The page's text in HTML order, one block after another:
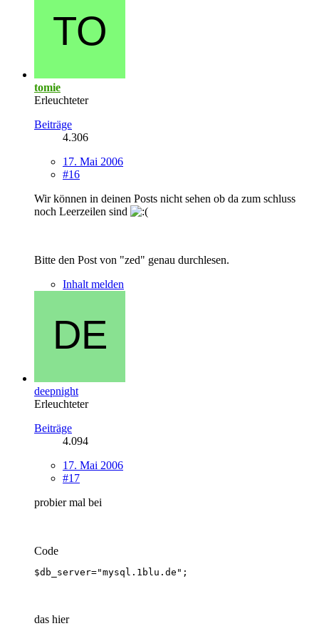
tomie
Erleuchteter
Beiträge
4.306
17. Mai 2006
#16
Wir können in deinen Posts nicht sehen ob da zum schluss
noch Leerzeilen sind
Bitte den Post von "zed" genau durchlesen.
Inhalt melden
deepnight
Erleuchteter
Beiträge
4.094
17. Mai 2006
#17
probier mal bei
Code
$db_server="mysql.1blu.de";
das hier